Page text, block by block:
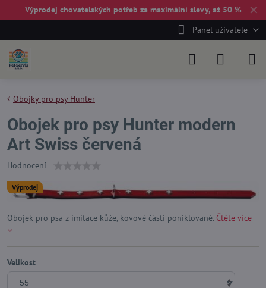
✕
Výprodej chovatelských potřeb za maximální slevy, až 50 %
Panel uživatele
Výprodej
Obojky pro psy Hunter
Obojek pro psy Hunter modern
Art Swiss červená
Hodnocení
Obojek pro psa z imitace kůže, kovové části poniklované. Čtěte více
Velikost